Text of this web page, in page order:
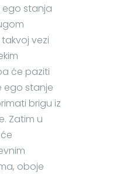
ego stanja
vezi
će paziti
ego stanje
brigu iz
Zatim u
oboje